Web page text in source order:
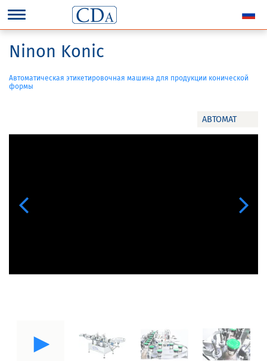
АВТОМАТ
Previous Next
Ninon Konic
Автоматическая этикетировочная машина для продукции конической
формы